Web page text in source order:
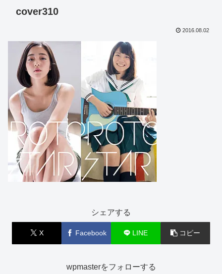
cover310
2016.08.02
シェアする
X Facebook LINE コピー
wpmasterをフォローする